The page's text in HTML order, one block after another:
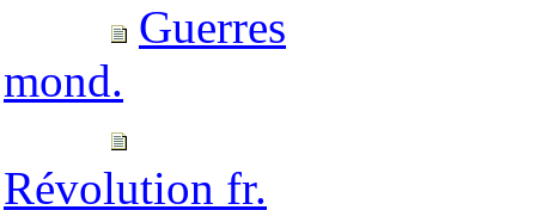
Guerres
mond.
Révolution fr.